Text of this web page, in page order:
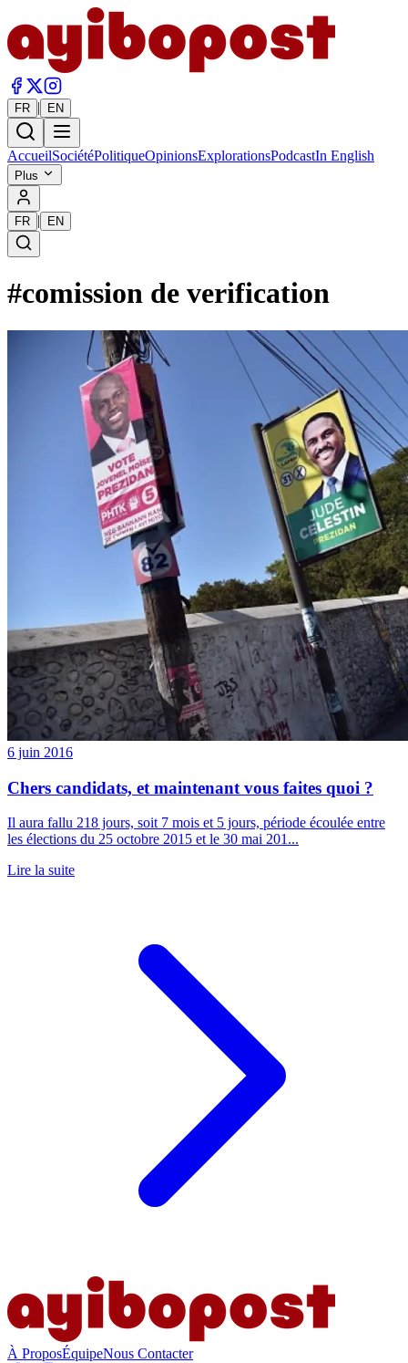
FR | EN
AccueilSociétéPolitiqueOpinionsExplorationsPodcastIn English
Plus
FR | EN
#comission de verification
6 juin 2016
Chers candidats, et maintenant vous faites quoi ?
Il aura fallu 218 jours, soit 7 mois et 5 jours, période écoulée entre
les élections du 25 octobre 2015 et le 30 mai 201...
Lire la suite
À ProposÉquipeNous Contacter